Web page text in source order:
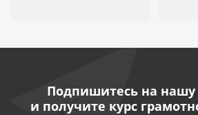
Подпишитесь на нашу
и получите курс